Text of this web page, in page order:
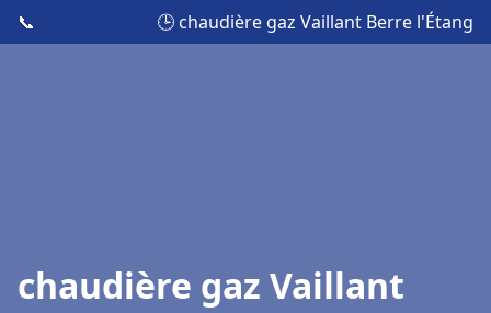
📞 🕒 chaudière gaz Vaillant Berre l'Étang
chaudière gaz Vaillant